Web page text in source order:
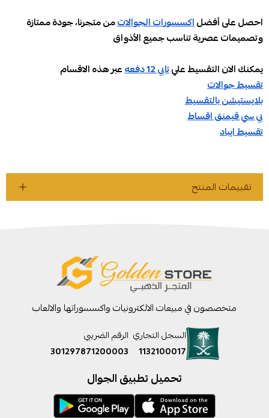
احصل على أفضلاكسسورات الجوالاتمن متجرنا، جودة ممتازة
وتصميمات عصرية تناسب جميع الأذواق
يمكنك الان التقسيط عليتابي 12 دفعه
عبر هذه الاقسام
تقسيط جوالات
بلايستيشن بالتقسيط
بي سي قيمنق اقساط
تقسيط ايباد
تقييمات المنتج
متخصصون في مبيعات الالكترونيات واكسسوراتها والالعاب
السجل التجاري
1132100017
الرقم الضريبي
301297871200003
تحميل تطبيق الجوال